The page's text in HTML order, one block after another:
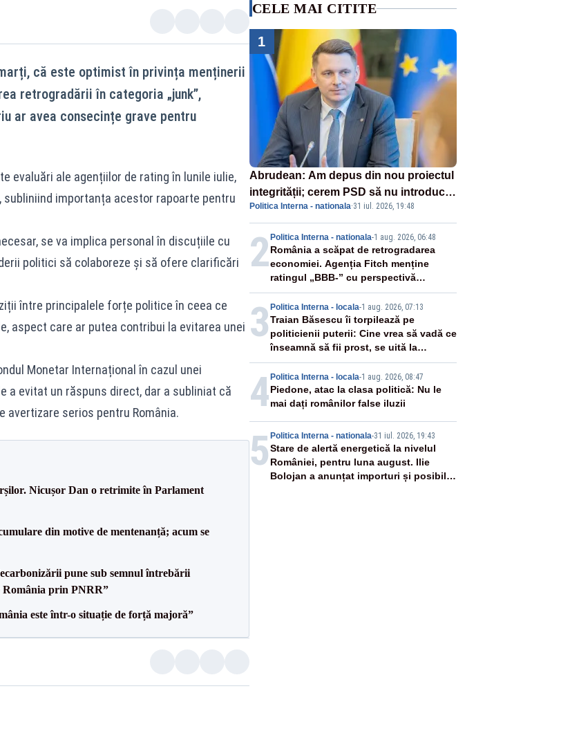
că este optimist în privința menținerii
retrogradării în categoria „junk”,
ar avea consecințe grave pentru
evaluări ale agențiilor de rating în lunile iulie,
importanța acestor rapoarte pentru
se va implica personal în discuțiile cu
politici să colaboreze și să ofere clarificări
între principalele forțe politice în ceea ce
aspect care ar putea contribui la evitarea unei
Monetar Internațional în cazul unei
a evitat un răspuns direct, dar a subliniat că
avertizare serios pentru România.
Nicușor Dan o retrimite în Parlament
din motive de mentenanță; acum se
pune sub semnul întrebării
România prin PNRR”
este într-o situație de forță majoră”
CELE MAI CITITE
1
Abrudean: Am depus din nou proiectul
integrității; cerem PSD să nu introducă
amendamente otrăvite,
neconstituționale
Politica Interna - nationala·31 iul. 2026, 19:48
2 Politica Interna - nationala-1 aug. 2026, 06:48
România a scăpat de retrogradarea
economiei. Agenția Fitch menține
ratingul „BBB-” cu perspectivă
negativă
3 Politica Interna - locala-1 aug. 2026, 07:13
Traian Băsescu îi torpilează pe
politicienii puterii: Cine vrea să vadă ce
înseamnă să fii prost, se uită la
România
4 Politica Interna - locala-1 aug. 2026, 08:47
Piedone, atac la clasa politică: Nu le
mai dați românilor false iluzii
5 Politica Interna - nationala-31 iul. 2026, 19:43
Stare de alertă energetică la nivelul
României, pentru luna august. Ilie
Bolojan a anunțat importuri și posibile